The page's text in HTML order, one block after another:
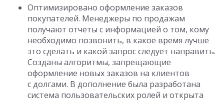
Оптимизировано оформление заказов
покупателей. Менеджеры по продажам
получают отчеты с информацией о том, кому
необходимо позвонить, в какое время лучше
это сделать и какой запрос следует направить.
Созданы алгоритмы, запрещающие
оформление новых заказов на клиентов
с долгами. В дополнение была разработана
система пользовательских ролей и открыта